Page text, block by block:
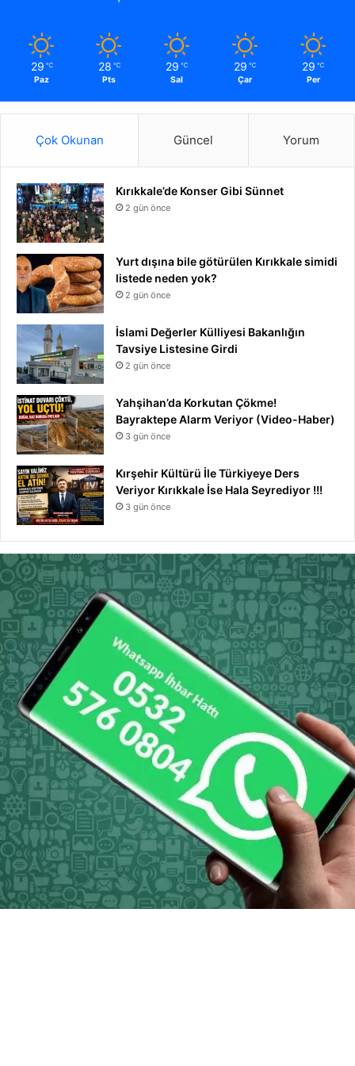
29 ℃
Paz
28 ℃
Pts
29 ℃
Sal
29 ℃
Çar
29 ℃
Per
Çok Okunan Güncel Yorum
Kırıkkale’de Konser Gibi Sünnet
2 gün önce
Yurt dışına bile götürülen Kırıkkale simidi
listede neden yok?
2 gün önce
İslami Değerler Külliyesi Bakanlığın
Tavsiye Listesine Girdi
2 gün önce
Yahşihan’da Korkutan Çökme!
Bayraktepe Alarm Veriyor (Video-Haber)
3 gün önce
Kırşehir Kültürü İle Türkiyeye Ders
Veriyor Kırıkkale İse Hala Seyrediyor !!!
3 gün önce